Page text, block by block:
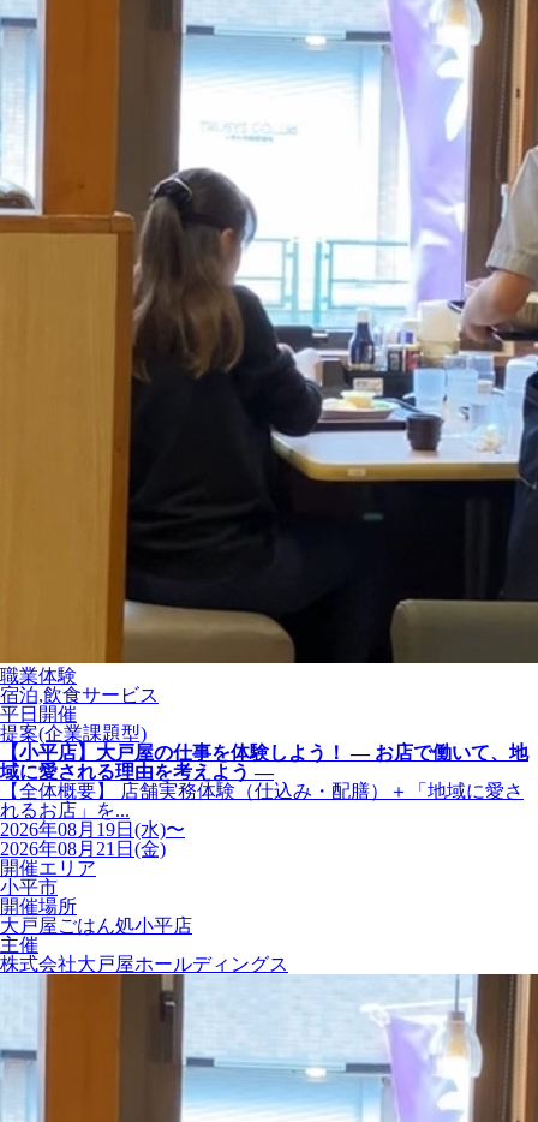
職業体験
宿泊,飲食サービス
平日開催
提案(企業課題型)
【小平店】大戸屋の仕事を体験しよう！ ― お店で働いて、地
域に愛される理由を考えよう ―
【全体概要】 店舗実務体験（仕込み・配膳）＋「地域に愛さ
れるお店」を...
2026年08月19日(水)〜
2026年08月21日(金)
開催エリア
小平市
開催場所
大戸屋ごはん処小平店
主催
株式会社大戸屋ホールディングス